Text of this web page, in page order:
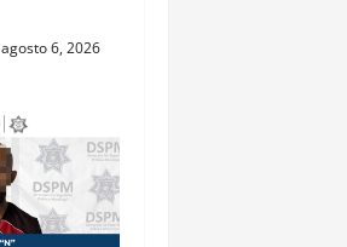
agosto 6, 2026